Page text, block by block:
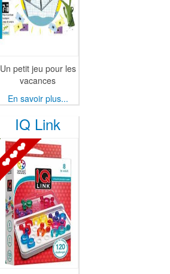
Un petit jeu pour les
vacances
En savoir plus...
IQ Link